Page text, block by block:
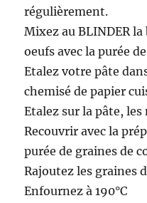
régulièrement.
Mixez au BLINDER
oeufs avec la purée
Etalez votre pâte
chemisé de papier
Etalez sur la pâte,
Recouvrir avec la
purée de graines de
Rajoutez les graines
Enfournez à 190°C